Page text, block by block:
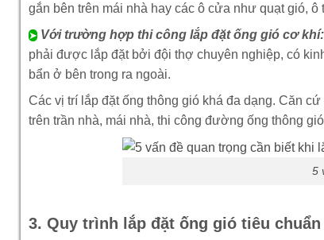
gắn bên trên mái nhà hay các ô cửa như quạt gió, ô
➤ Với trường hợp thi công lắp đặt ống gió cơ khí:
phải được lắp đặt bởi đội thợ chuyên nghiệp, có
bẩn ở bên trong ra ngoài.
Các vị trí lắp đặt ống thông gió khá đa dạng. Căn
trên trần nhà, mái nhà, thi công đường ống thông
5
3. Quy trình lắp đặt ống gió tiêu chuẩn